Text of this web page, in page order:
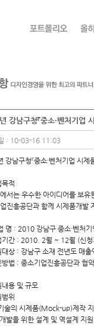
강남구청『중소·벤처기업
: 10-03-16 11:03
강남구청『중소·벤처기업 시제
적
서는 우수한 아이디어를 보유
진흥공단과 함께 시제품개발
명 : 2010 강남구 중소·벤처기
간 : 2010. 2월 ~ 12월 (신
상 : 강남구 소재 전년도 매출
법 : 중소기업진흥공단과 협
용 및 규모
위
술의 시제품(Mock-up)제작
발을 위한 설계 및 역설계 지원